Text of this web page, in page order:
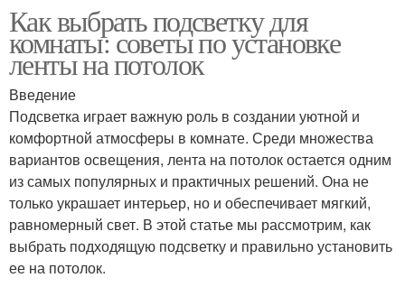
Как выбрать подсветку для
комнаты: советы по установке
ленты на потолок
Введение
Подсветка играет важную роль в создании уютной и
комфортной атмосферы в комнате. Среди множества
вариантов освещения, лента на потолок остается одним
из самых популярных и практичных решений. Она не
только украшает интерьер, но и обеспечивает мягкий,
равномерный свет. В этой статье мы рассмотрим, как
выбрать подходящую подсветку и правильно установить
ее на потолок.